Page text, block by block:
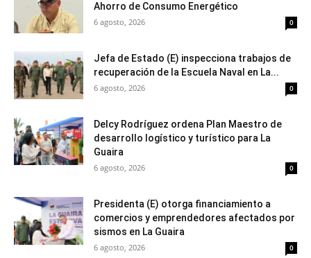
Ahorro de Consumo Energético
6 agosto, 2026 0
Jefa de Estado (E) inspecciona trabajos de
recuperación de la Escuela Naval en La...
6 agosto, 2026 0
Delcy Rodríguez ordena Plan Maestro de
desarrollo logístico y turístico para La
Guaira
6 agosto, 2026 0
Presidenta (E) otorga financiamiento a
comercios y emprendedores afectados por
sismos en La Guaira
6 agosto, 2026 0